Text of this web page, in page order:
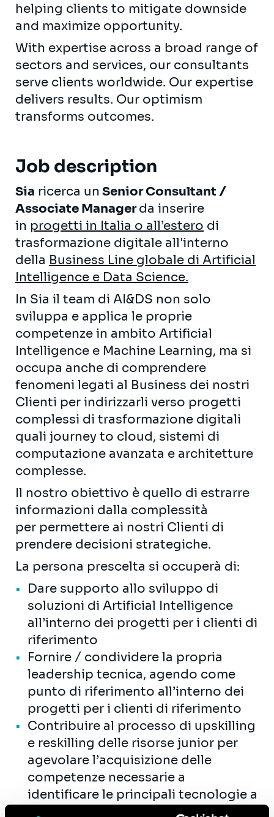
helping clients to mitigate downside
and maximize opportunity.
With expertise across a broad range of
sectors and services, our consultants
serve clients worldwide. Our expertise
delivers results. Our optimism
transforms outcomes.
Job description
Sia ricerca un Senior Consultant /
Associate Managerda inserire
in progetti in Italia o all’estero di
trasformazione digitale all'interno
della Business Line globale di Artificial
Intelligence e Data Science.
In Sia il team di AI&DS non solo
sviluppa e applica le proprie
competenze in ambito Artificial
Intelligence e Machine Learning, ma si
occupa anche di comprendere
fenomeni legati al Business dei nostri
Clienti per indirizzarli verso progetti
complessi di trasformazione digitali
quali journey to cloud, sistemi di
computazione avanzata e architetture
complesse.
Il nostro obiettivo è quello di estrarre
informazioni dalla complessità
per permettere ai nostri Clienti di
prendere decisioni strategiche.
La persona prescelta si occuperà di:
Dare supporto allo sviluppo di
soluzioni di Artificial Intelligence
all’interno dei progetti per i clienti di
riferimento
Fornire / condividere la propria
leadership tecnica, agendo come
punto di riferimento all’interno dei
progetti per i clienti di riferimento
Contribuire al processo di upskilling
e reskilling delle risorse junior per
agevolare l’acquisizione delle
competenze necessarie a
identificare le principali tecnologie a
supporto dei progetti di